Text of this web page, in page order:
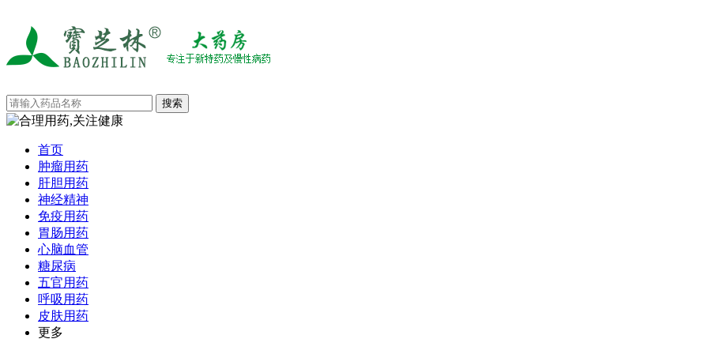
首页
肿瘤用药
肝胆用药
神经精神
免疫用药
胃肠用药
心脑血管
糖尿病
五官用药
呼吸用药
皮肤用药
更多